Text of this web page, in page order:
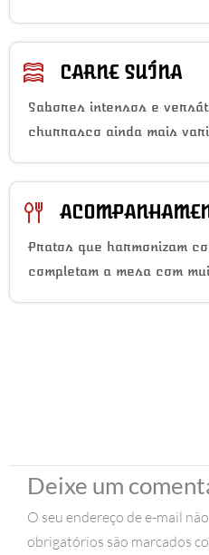
CARNE SUÍNA
Sabores intensos e
churrasco ainda mais
Pratos que harmonizam
completam a mesa com
Deixe um
O seu endereço de e-mail
obrigatórios são marcados